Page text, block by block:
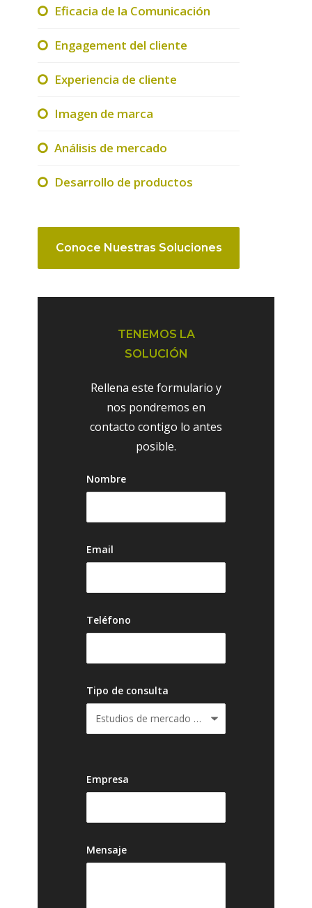
Eficacia de la Comunicación
Engagement del cliente
Experiencia de cliente
Imagen de marca
Análisis de mercado
Desarrollo de productos
Conoce Nuestras Soluciones
TENEMOS LA
SOLUCIÓN
Rellena este formulario y
nos pondremos en
contacto contigo lo antes
posible.
Nombre
Email
Teléfono
Tipo de consulta
Empresa
Mensaje